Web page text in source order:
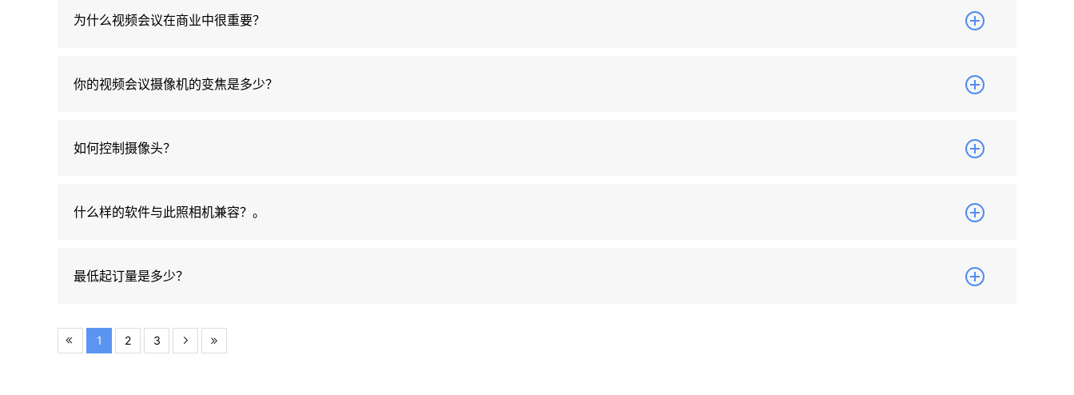
为什么视频会议在商业中很重要？
你的视频会议摄像机的变焦是多少？
如何控制摄像头？
什么样的软件与此照相机兼容？。
最低起订量是多少？
1 2 3